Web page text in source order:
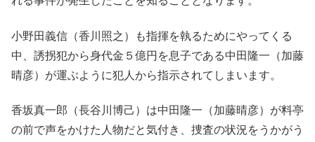
小野田義信（香川照之）も指揮を執るためにやってくる
中、誘拐犯から身代金５億円を息子である中田隆一（加藤
晴彦）が運ぶように犯人から指示されてしまいます。
香坂真一郎（長谷川博己）は中田隆一（加藤晴彦）が料亭
の前で声をかけた人物だと気付き、捜査の状況をうかがう